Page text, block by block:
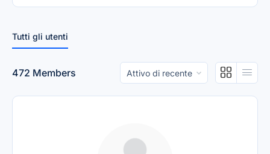
Tutti gli utenti
472 Members
Order
By: